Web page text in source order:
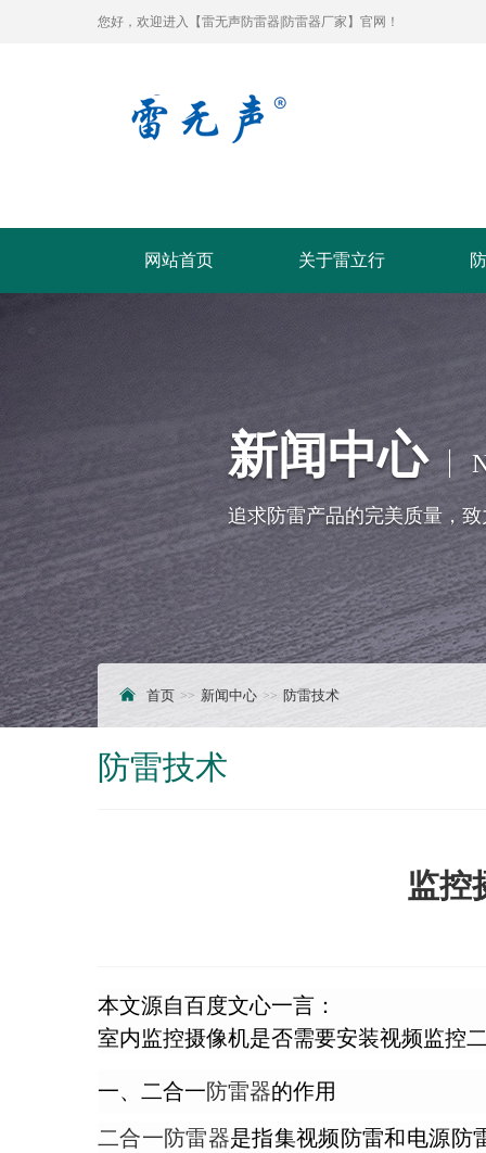
您好，欢迎进入【雷无声防雷器|防雷器厂家】官网！
网站首页 关于雷立行
新闻中心
追求防雷产品的完美质量，
首页 新闻中心 防雷技术
防雷技术
监控
本文源自百度文心一言：
室内监控摄像机是否需要安装视频监控
一、二合一防雷器的作用
二合一防雷器是指集视频防雷和电源防